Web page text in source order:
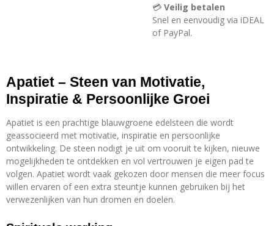
💳 Veilig betalen
Snel en eenvoudig via iDEAL
of PayPal.
Apatiet – Steen van Motivatie,
Inspiratie & Persoonlijke Groei
Apatiet is een prachtige blauwgroene edelsteen die wordt
geassocieerd met motivatie, inspiratie en persoonlijke
ontwikkeling. De steen nodigt je uit om vooruit te kijken, nieuwe
mogelijkheden te ontdekken en vol vertrouwen je eigen pad te
volgen. Apatiet wordt vaak gekozen door mensen die meer focus
willen ervaren of een extra steuntje kunnen gebruiken bij het
verwezenlijken van hun dromen en doelen.